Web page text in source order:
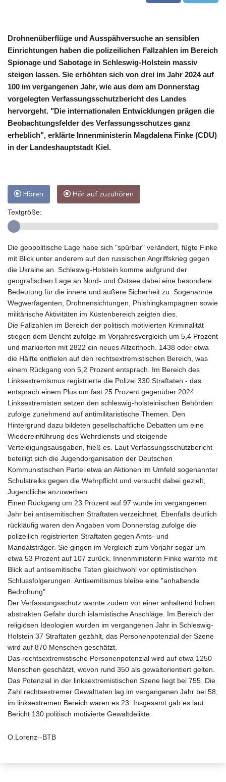
Drohnenüberflüge und Ausspähversuche an sensiblen
Einrichtungen haben die polizeilichen Fallzahlen im Bereich
Spionage und Sabotage in Schleswig-Holstein massiv
steigen lassen. Sie erhöhten sich von drei im Jahr 2024 auf
100 im vergangenen Jahr, wie aus dem am Donnerstag
vorgelegten Verfassungsschutzbericht des Landes
hervorgeht. "Die internationalen Entwicklungen prägen die
Beobachtungsfelder des Verfassungsschutzes ganz
erheblich", erklärte Innenministerin Magdalena Finke (CDU)
in der Landeshauptstadt Kiel.
Hören Hör auf zuzuhören
Textgröße:
Die geopolitische Lage habe sich "spürbar" verändert, fügte Finke
mit Blick unter anderem auf den russischen Angriffskrieg gegen
die Ukraine an. Schleswig-Holstein komme aufgrund der
geografischen Lage an Nord- und Ostsee dabei eine besondere
Bedeutung für die innere und äußere Sicherheit zu. Sogenannte
Wegwerfagenten, Drohnensichtungen, Phishingkampagnen sowie
militärische Aktivitäten im Küstenbereich zeigten dies.
Die Fallzahlen im Bereich der politisch motivierten Kriminalität
stiegen dem Bericht zufolge im Vorjahresvergleich um 5,4 Prozent
und markierten mit 2822 ein neues Allzeithoch. 1438 oder etwa
die Hälfte entfielen auf den rechtsextremistischen Bereich, was
einem Rückgang von 5,2 Prozent entsprach. Im Bereich des
Linksextremismus registrierte die Polizei 330 Straftaten - das
entsprach einem Plus um fast 25 Prozent gegenüber 2024.
Linksextremisten setzen den schleswig-holsteinischen Behörden
zufolge zunehmend auf antimilitaristische Themen. Den
Hintergrund dazu bildeten gesellschaftliche Debatten um eine
Wiedereinführung des Wehrdiensts und steigende
Verteidigungsausgaben, hieß es. Laut Verfassungsschutzbericht
beteiligt sich die Jugendorganisation der Deutschen
Kommunistischen Partei etwa an Aktionen im Umfeld sogenannter
Schulstreiks gegen die Wehrpflicht und versucht dabei gezielt,
Jugendliche anzuwerben.
Einen Rückgang um 23 Prozent auf 97 wurde im vergangenen
Jahr bei antisemitischen Straftaten verzeichnet. Ebenfalls deutlich
rückläufig waren den Angaben vom Donnerstag zufolge die
polizeilich registrierten Straftaten gegen Amts- und
Mandatsträger. Sie gingen im Vergleich zum Vorjahr sogar um
etwa 53 Prozent auf 107 zurück. Innenministerin Finke warnte mit
Blick auf antisemitische Taten gleichwohl vor optimistischen
Schlussfolgerungen. Antisemitismus bleibe eine "anhaltende
Bedrohung".
Der Verfassungsschutz warnte zudem vor einer anhaltend hohen
abstrakten Gefahr durch islamistische Anschläge. Im Bereich der
religiösen Ideologien wurden im vergangenen Jahr in Schleswig-
Holstein 37 Straftaten gezählt, das Personenpotenzial der Szene
wird auf 870 Menschen geschätzt.
Das rechtsextremistische Personenpotenzial wird auf etwa 1250
Menschen geschätzt, wovon rund 350 als gewaltorientiert gelten.
Das Potenzial in der linksextremistischen Szene liegt bei 755. Die
Zahl rechtsextremer Gewalttaten lag im vergangenen Jahr bei 58,
im linksextremen Bereich waren es 23. Insgesamt gab es laut
Bericht 130 politisch motivierte Gewaltdelikte.
O.Lorenz--BTB